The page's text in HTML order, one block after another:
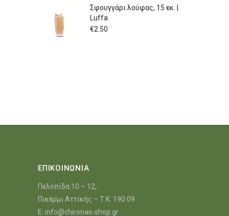
Σφουγγάρι λούφας, 15 εκ. |
Luffa
€2.50
ΕΠΙΚΟΙΝΩΝΙΑ
Πελοπίδα 10 – 12,
Πικέρμι Αττικής – Τ.Κ. 190 09
E: info@chironas-shop.gr